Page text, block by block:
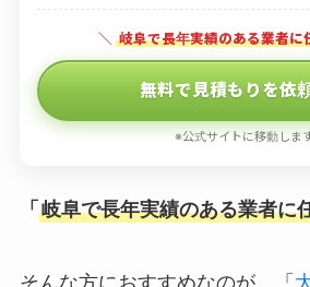
＼ 岐阜で長年実績のある業者に
無料で見積もりを依
※公式サイトに移動しま
「 岐阜で長年実績のある業者に